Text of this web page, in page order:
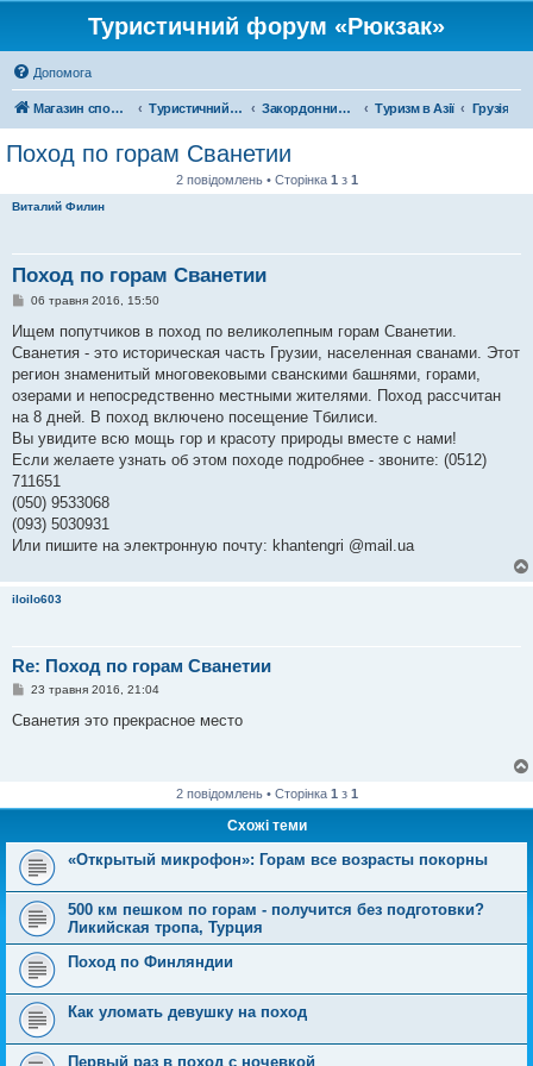
Туристичний форум «Рюкзак»
Допомога
Магазин спорядження Туристичний форум «Рюкзак» Закордонний туризм Туризм в Азії Грузія
Поход по горам Сванетии
2 повідомлень • Сторінка 1 з 1
Виталий Филин
Поход по горам Сванетии
П
в
д
о
л
е
н
я
06 травня 2016, 15:50
Ищем попутчиков в поход по великолепным горам Сванетии.
Сванетия - это историческая часть Грузии, населенная сванами. Этот
регион знаменитый многовековыми сванскими башнями, горами,
озерами и непосредственно местными жителями. Поход рассчитан
на 8 дней. В поход включено посещение Тбилиси.
Вы увидите всю мощь гор и красоту природы вместе с нами!
Если желаете узнать об этом походе подробнее - звоните: (0512)
711651
(050) 9533068
(093) 5030931
Или пишите на электронную почту: khantengri @mail.ua
iloilo603
Re: Поход по горам Сванетии
П
в
я
23 травня 2016, 21:04
Сванетия это прекрасное место
2 повідомлень • Сторінка 1 з 1
Схожі теми
«Открытый микрофон»: Горам все возрасты покорны
500 км пешком по горам - получится без подготовки?
Ликийская тропа, Турция
Поход по Финляндии
Как уломать девушку на поход
Первый раз в поход с ночевкой